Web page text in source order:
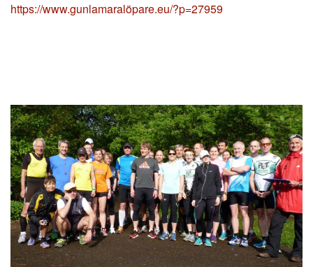
https://www.gunlamaralöpare.eu/?p=27959